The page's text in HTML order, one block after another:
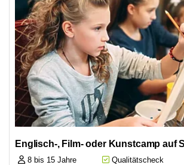
8 bis 15 Jahre Qualitätscheck